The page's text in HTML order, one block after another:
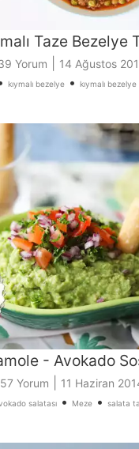
Taze Bezelye
Yorum 14 Ağustos
kıymalı bezelye • kıymalı bezelye
- Avokado
57 Yorum 11 Haziran
salatası • Meze • salata